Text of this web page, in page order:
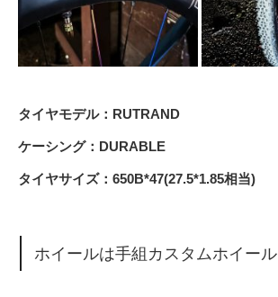
タイヤモデル：RUTRAND
ケーシング：DURABLE
タイヤサイズ：650B*47(27.5*1.85相当)
ホイールは手組カスタムホイール